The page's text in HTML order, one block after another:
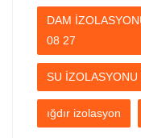
DAM
08 27
SU
ığdır izolasyon